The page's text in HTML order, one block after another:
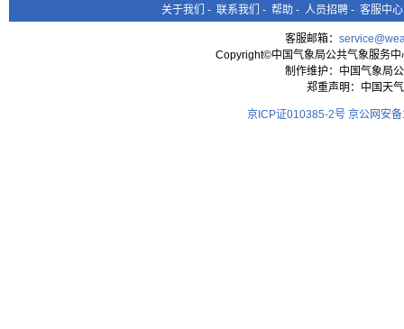
关于我们 - 联系我们 - 帮助 - 人员招聘 - 客服中心
客服邮箱：
Copyright©中国气象局公共气象服务
制作维护：中国气象局
郑重声明：中国天
京ICP证010385-2号 京公网安